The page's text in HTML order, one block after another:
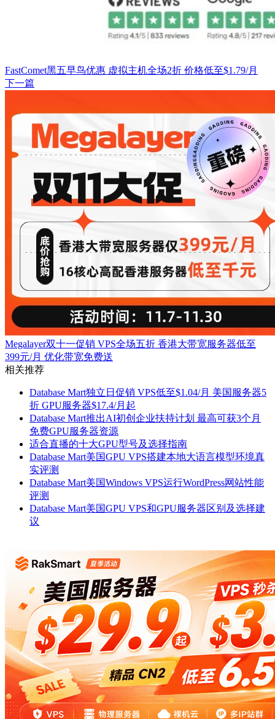
FastComet黑五早鸟优惠 虚拟主机全场2折 价格低至$1.79/月
下一篇
Megalayer双十一促销 VPS全场五折 香港大带宽服务器低至
399元/月 优化带宽免费送
相关推荐
Database Mart独立日促销 VPS低至$1.04/月 美国服务器5
折 GPU服务器$17.4/月起
Database Mart推出AI初创企业扶持计划 最高可获3个月
免费GPU服务器资源
适合直播的十大GPU型号及选择指南
Database Mart美国GPU VPS搭建本地大语言模型环境真
实评测
Database Mart美国Windows VPS运行WordPress网站性能
评测
Database Mart美国GPU VPS和GPU服务器区别及选择建
议